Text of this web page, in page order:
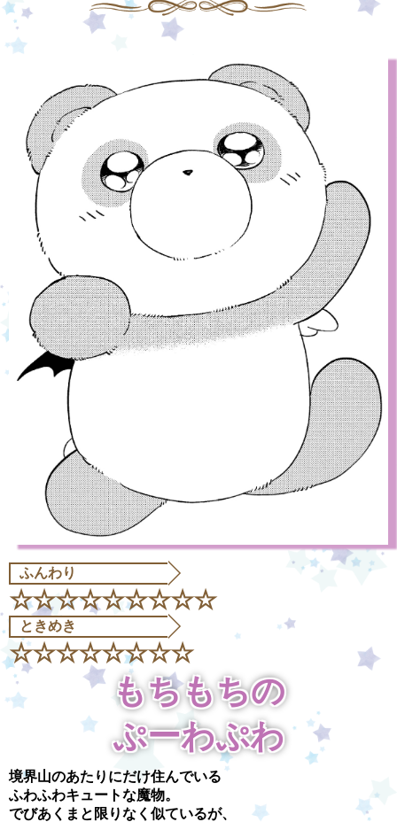
ふんわり
☆☆☆☆☆☆☆☆☆
ときめき
☆☆☆☆☆☆☆☆
もちもちの
ぷーわぷわ
境界山のあたりにだけ住んでいる
ふわふわキュートな魔物。
でびあくまと限りなく似ているが、